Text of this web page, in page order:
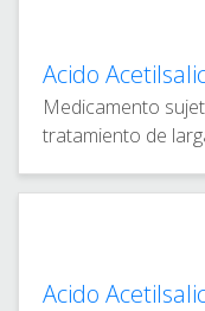
Acido
Medicamento
tratamiento de
Acido